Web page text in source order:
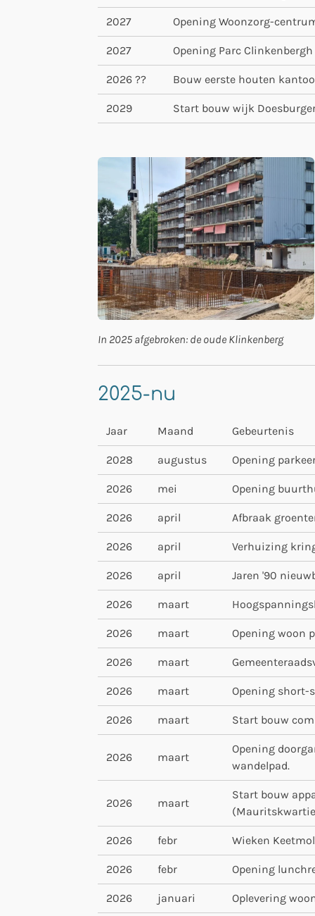
2027 Opening Woonzorg-
2027 Opening Parc Clinkenbergh
2026 ?? Bouw eerste houten
2029 Start bouw wijk
In 2025 afgebroken: de oude Klinkenberg
2025-nu
Jaar Maand Gebeurtenis
2028 augustus Opening
2026 mei Opening
2026 april Afbraak
2026 april Verhuizing
2026 april Jaren '90
2026 maart
2026 maart Opening woon
2026 maart
2026 maart Opening short-
2026 maart Start bouw
2026 maart
Opening
wandelpad.
2026 maart
Start bouw
2026 febr Wieken
2026 febr Opening
2026 januari Oplevering